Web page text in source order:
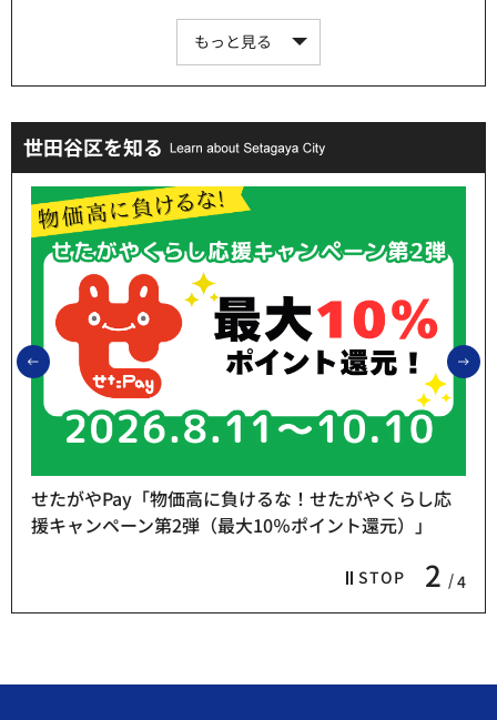
もっと見る
世田谷区を知る
前のスライドを表示
STOP 2 4
せたがやPay「物価高に負けるな！せたがやくらし応
援キャンペーン第2弾（最大10％ポイント還元）」